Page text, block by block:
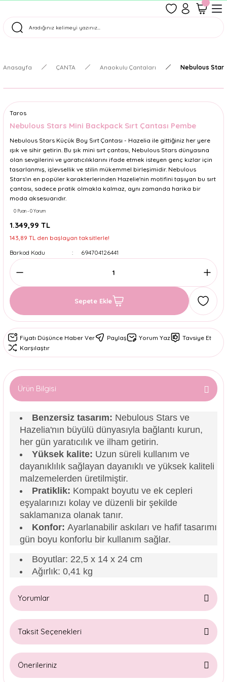
Tüm Siparişler Aynı Gün Kargoda!
Anasayfa ÇANTA Anaokulu Çantaları Nebulous
Taros
Nebulous Stars Mini Backpack Sırt Çantası Pembe
Nebulous Stars Küçük Boy Sırt Çantası - Hazelia ile gittiğiniz her yere
ışık ve sihir getirin. Bu şık mini sırt çantası, Nebulous Stars dünyasına
olan sevgilerini ve yaratıcılıklarını ifade etmek isteyen genç kızlar için
tasarlanmış, işlevsellik ve stilin mükemmel birleşimidir. Nebulous
Stars'ın en popüler karakterlerinden Hazelie'nin motifini taşıyan bu sırt
çantası, sadece pratik olmakla kalmaz, aynı zamanda harika bir
moda aksesuarıdır.
0 Puan - 0 Yorum
1.349,99 TL
143,89 TL den başlayan taksitlerle!
Barkod Kodu
694704126441
Sepete Ekle
Fiyatı Düşünce Haber Ver Paylaş Yorum Yaz
Tavsiye Et
Karşılaştır
Ürün Bilgisi
Benzersiz tasarım: Nebulous Stars ve
Hazelia'nın büyülü dünyasıyla bağlantı kurun,
her gün yaratıcılık ve ilham getirin.
Yüksek kalite: Uzun süreli kullanım ve
dayanıklılık sağlayan dayanıklı ve yüksek kaliteli
malzemelerden üretilmiştir.
Pratiklik: Kompakt boyutu ve ek cepleri
eşyalarınızı kolay ve düzenli bir şekilde
saklamanıza olanak tanır.
Konfor: Ayarlanabilir askıları ve hafif tasarımı
gün boyu konforlu bir kullanım sağlar.
Boyutlar: 22,5 x 14 x 24 cm
Ağırlık: 0,41 kg
Yorumlar
Taksit Seçenekleri
Önerileriniz